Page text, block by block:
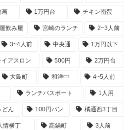
画 1万円台 チキン南蛮
飲み屋 宮崎のランチ 2~3人前
3~4人前 中央通 1万円以下
アスロン 500円 2万円台
大島町 和洋中 4~5人前
ランチパスポート 1人用
どん 100円パン 橘通西3丁目
情横丁 高鍋町 3人前